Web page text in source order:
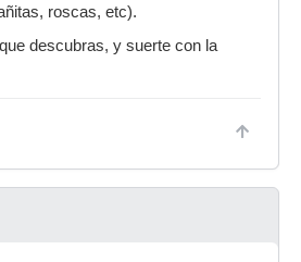
roscas, etc).
descubras, y suerte con la